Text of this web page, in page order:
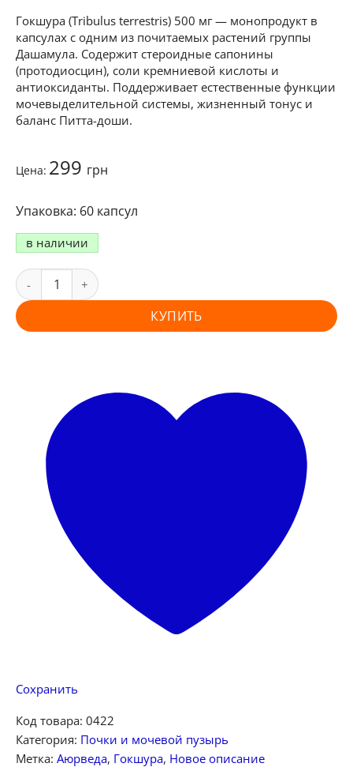
опроса
пользователей
Гокшура (Tribulus terrestris) 500 мг — монопродукт в
капсулах с одним из почитаемых растений группы
Дашамула. Содержит стероидные сапонины
(протодиосцин), соли кремниевой кислоты и
антиоксиданты. Поддерживает естественные функции
мочевыделительной системы, жизненный тонус и
баланс Питта-доши.
Цена: 299 грн
60 капсул
в наличии
КУПИТЬ
Сохранить
Код товара: 0422
Категория: Почки и мочевой пузырь
Метка: Аюрведа, Гокшура, Новое описание